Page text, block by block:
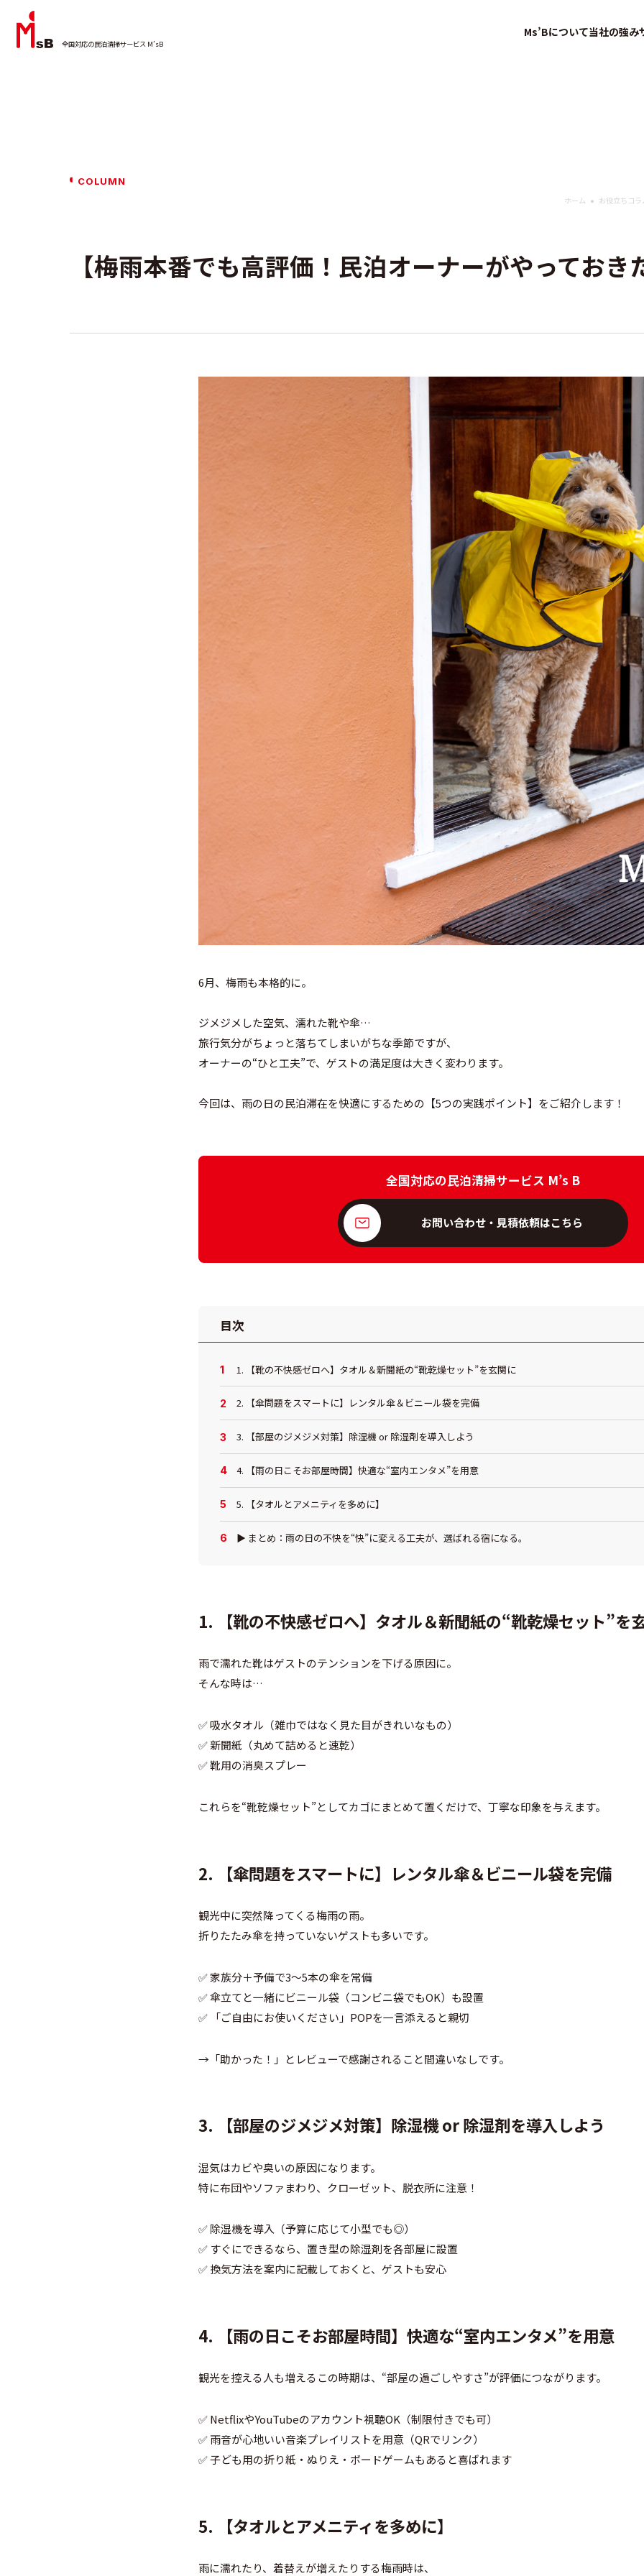
全国対応の民泊清掃サービス M’sB
Ms’Bについて当社の強み
COLUMN
ホーム お役立ちコラ
【梅雨本番でも高評価！民泊オーナーがやってお
6月、梅雨も本格的に。
ジメジメした空気、濡れた靴や傘…
旅行気分がちょっと落ちてしまいがちな季節ですが、
オーナーの“ひと工夫”で、ゲストの満足度は大きく変わります。
今回は、雨の日の民泊滞在を快適にするための【5つの実践ポイント】をご紹介します！
全国対応の民泊清掃サービス M’s B
お問い合わせ・見積依頼はこちら
目次
1. 【靴の不快感ゼロへ】タオル＆新聞紙の“靴乾燥セット”を玄関に
2. 【傘問題をスマートに】レンタル傘＆ビニール袋を完備
3. 【部屋のジメジメ対策】除湿機 or 除湿剤を導入しよう
4. 【雨の日こそお部屋時間】快適な“室内エンタメ”を用意
5. 【タオルとアメニティを多めに】
▶ まとめ：雨の日の不快を“快”に変える工夫が、選ばれる宿になる。
1. 【靴の不快感ゼロへ】タオル＆新聞紙の“靴乾燥セット”を
雨で濡れた靴はゲストのテンションを下げる原因に。
そんな時は…
✅ 吸水タオル（雑巾ではなく見た目がきれいなもの）
✅ 新聞紙（丸めて詰めると速乾）
✅ 靴用の消臭スプレー
これらを“靴乾燥セット”としてカゴにまとめて置くだけで、丁寧な印象を与えます。
2. 【傘問題をスマートに】レンタル傘＆ビニール袋を完備
観光中に突然降ってくる梅雨の雨。
折りたたみ傘を持っていないゲストも多いです。
✅ 家族分＋予備で3〜5本の傘を常備
✅ 傘立てと一緒にビニール袋（コンビニ袋でもOK）も設置
✅ 「ご自由にお使いください」POPを一言添えると親切
→「助かった！」とレビューで感謝されること間違いなしです。
3. 【部屋のジメジメ対策】除湿機 or 除湿剤を導入しよう
湿気はカビや臭いの原因になります。
特に布団やソファまわり、クローゼット、脱衣所に注意！
✅ 除湿機を導入（予算に応じて小型でも◎）
✅ すぐにできるなら、置き型の除湿剤を各部屋に設置
✅ 換気方法を案内に記載しておくと、ゲストも安心
4. 【雨の日こそお部屋時間】快適な“室内エンタメ”を用意
観光を控える人も増えるこの時期は、“部屋の過ごしやすさ”が評価につながります。
✅ NetflixやYouTubeのアカウント視聴OK（制限付きでも可）
✅ 雨音が心地いい音楽プレイリストを用意（QRでリンク）
✅ 子ども用の折り紙・ぬりえ・ボードゲームもあると喜ばれます
5. 【タオルとアメニティを多めに】
雨に濡れたり、着替えが増えたりする梅雨時は、